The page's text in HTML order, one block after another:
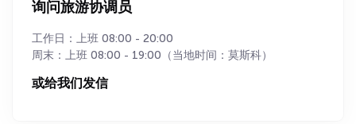
询问旅游协调员
工作日：上班 08:00 - 20:00
周末：上班 08:00 - 19:00（当地时间：莫斯科）
或给我们发信